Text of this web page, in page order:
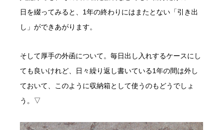
日を綴ってみると、1年の終わりにはまたとない「引き出
し」ができあがります。
そして厚手の外函について。毎日出し入れするケースにし
ても良いけれど、日々繰り返し書いている1年の間は外し
ておいて、このように収納箱として使うのもどうでしょ
う。▽